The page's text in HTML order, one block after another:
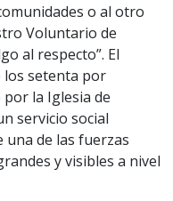
o al otro
Voluntario de
al respecto”. El
los setenta por
la Iglesia de
servicio social
de las fuerzas
y visibles a nivel